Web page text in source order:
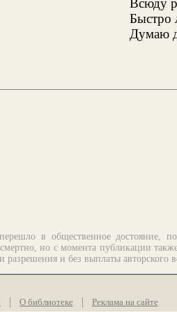
Всюду
Быстро
Думаю
в общественное достояние,
но с момента публикации
разрешения и без выплаты авторского
О библиотеке Реклама на сайте